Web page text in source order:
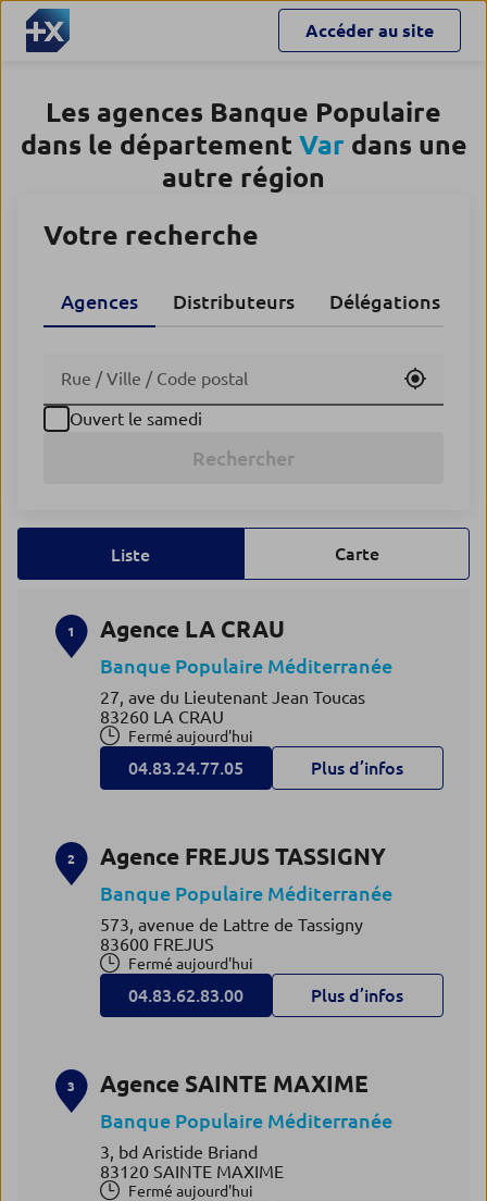
Accéder au site
Les agences Banque Populaire
dans le département Vardans une
autre région
Votre recherche
Agences Distributeurs Délégations
Utiliser
Ouvert le samedi
Rechercher
Liste Carte
1 Agence LA CRAU
Banque Populaire Méditerranée
27, ave du Lieutenant Jean Toucas
83260 LA CRAU
Fermé aujourd'hui
04.83.24.77.05 Plus d’infos
2 Agence FREJUS TASSIGNY
Banque Populaire Méditerranée
573, avenue de Lattre de Tassigny
83600 FREJUS
Fermé aujourd'hui
04.83.62.83.00 Plus d’infos
3 Agence SAINTE MAXIME
Banque Populaire Méditerranée
3, bd Aristide Briand
83120 SAINTE MAXIME
Fermé aujourd'hui